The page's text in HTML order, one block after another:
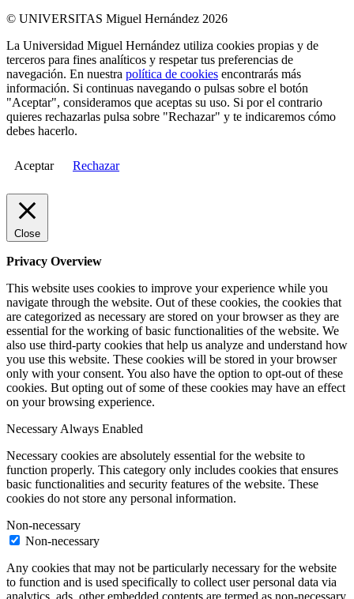
© UNIVERSITAS Miguel Hernández 2026
La Universidad Miguel Hernández utiliza cookies propias y de
terceros para fines analíticos y respetar tus preferencias de
navegación. En nuestra política de cookies encontrarás más
información. Si continuas navegando o pulsas sobre el botón
"Aceptar", consideramos que aceptas su uso. Si por el contrario
quieres rechazarlas pulsa sobre "Rechazar" y te indicaremos cómo
debes hacerlo.
Aceptar Rechazar
Close
Privacy Overview
This website uses cookies to improve your experience while you
navigate through the website. Out of these cookies, the cookies that
are categorized as necessary are stored on your browser as they are
essential for the working of basic functionalities of the website. We
also use third-party cookies that help us analyze and understand how
you use this website. These cookies will be stored in your browser
only with your consent. You also have the option to opt-out of these
cookies. But opting out of some of these cookies may have an effect
on your browsing experience.
NecessaryAlways Enabled
Necessary cookies are absolutely essential for the website to
function properly. This category only includes cookies that ensures
basic functionalities and security features of the website. These
cookies do not store any personal information.
Non-necessary
Non-necessary
Any cookies that may not be particularly necessary for the website
to function and is used specifically to collect user personal data via